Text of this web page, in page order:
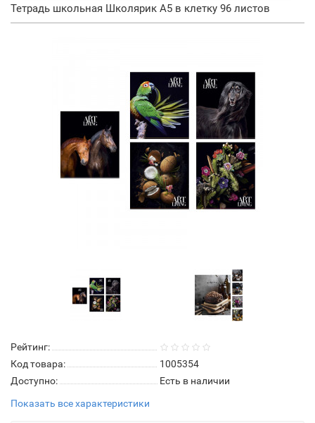
Тетрадь школьная Школярик А5 в клетку 96 листов
Рейтинг:
Код товара:
1005354
Доступно:
Есть в наличии
Показать все характеристики